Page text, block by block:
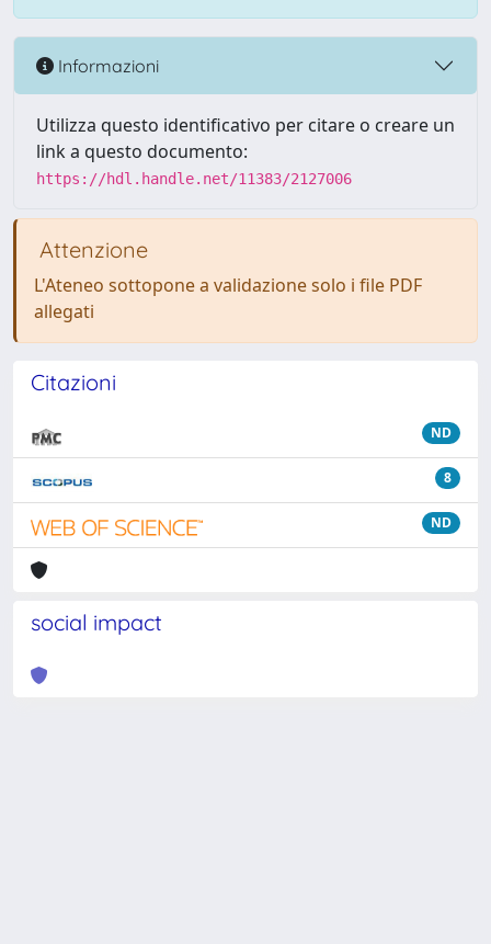
Informazioni
Utilizza questo identificativo per citare o creare un
link a questo documento:
https://hdl.handle.net/11383/2127006
Attenzione
L'Ateneo sottopone a validazione solo i file PDF
allegati
Citazioni
ND
8
ND
social impact